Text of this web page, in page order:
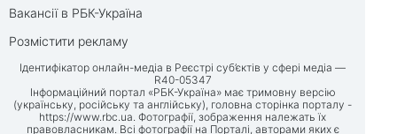
Вакансії в РБК-Україна
Розмістити рекламу
Ідентифікатор онлайн-медіа в Реєстрі суб’єктів у сфері медіа —
R40-05347
Інформаційний портал «РБК-Україна» має тримовну версію
(українську, російську та англійську), головна сторінка порталу -
https://www.rbc.ua. Фотографії, зображення належать їх
правовласникам. Всі фотографії на Порталі, авторами яких є